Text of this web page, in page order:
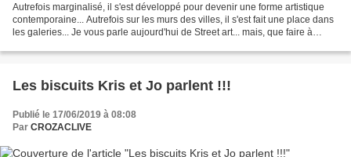
Autrefois marginalisé, il s'est développé pour devenir une forme artistique
contemporaine... Autrefois sur les murs des villes, il s'est fait une place dans
les galeries... Je vous parle aujourd'hui de Street art... mais, que faire à
Les biscuits Kris et Jo parlent !!!
Publié le 17/06/2019 à 08:08
Par CROZACLIVE